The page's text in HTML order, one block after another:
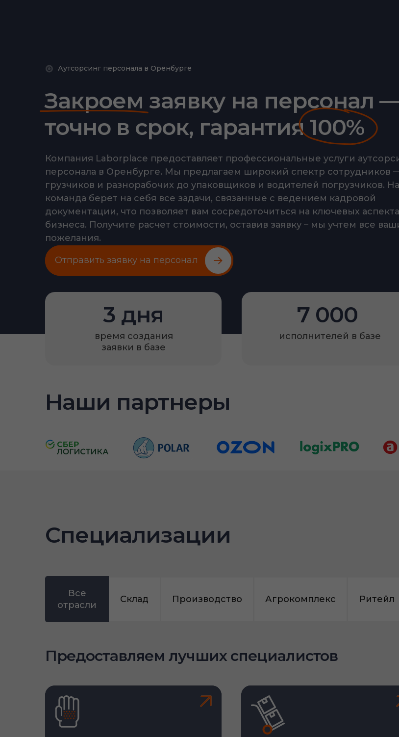
Закроем заявку на персонал
точно в срок, гарантия 100%
Компания Laborplace предоставляет профессиональные услуги
персонала в Оренбурге. Мы предлагаем широкий спектр сотрудников
грузчиков и разнорабочих до упаковщиков и водителей погрузчиков.
команда берет на себя все задачи, связанные с ведением кадровой
документации, что позволяет вам сосредоточиться на ключевых
бизнеса. Получите расчет стоимости, оставив заявку – мы учтем все
пожелания.
3 дня
время создания
заявки в базе
7 000
исполнителей в базе
Аутсорсинг персонала в Оренбурге
Отправить заявку на персонал
Наши партнеры
Специализации
Все
отрасли
Склад Производство Агрокомплекс Ритейл
Предоставляем лучших специалистов